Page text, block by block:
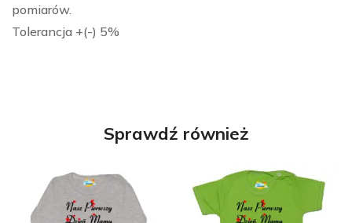
pomiarów.
Tolerancja +(-) 5%
Sprawdź również